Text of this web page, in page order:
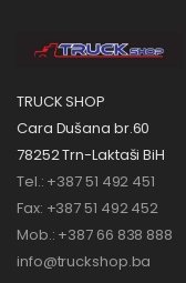
TRUCK SHOP
Cara Dušana br.60
78252 Trn-Laktaši BiH
Tel.: +387 51 492 451
Fax: +387 51 492 452
Mob.: +387 66 838 888
info@truckshop.ba